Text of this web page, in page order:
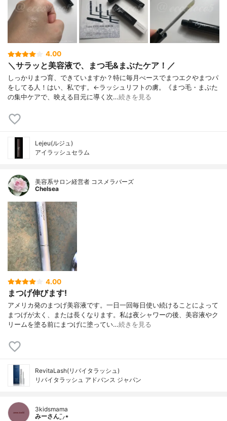
4.00
＼サラッと美容液で、まつ毛&まぶたケア！／
しっかりまつ育、できていますか？特に毎月ぺースでまつエクやまつパ
をしてる人！はい、私です。←ラッシュリフトの虜。《まつ毛・まぶた
の集中ケアで、映える目元に導く次…続きを見る
Lejeu(ルジュ)
アイラッシュセラム
美容系サロン経営者 コスメラバーズ
Chelsea
4.00
まつげ伸びます!
アメリカ発のまつげ美容液です。一日一回毎日使い続けることによって
まつげが太く、または長くなります。私は夜シャワーの後、美容液やク
リームを塗る前にまつげに塗ってい…続きを見る
RevitaLash(リバイタラッシュ)
リバイタラッシュ アドバンス ジャパン
3kidsmama
みーさん¨̮⸝⋆